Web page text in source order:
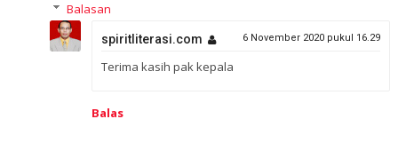
Balasan
spiritliterasi.com 6 November 2020 pukul 16.29
Terima kasih pak kepala
Balas